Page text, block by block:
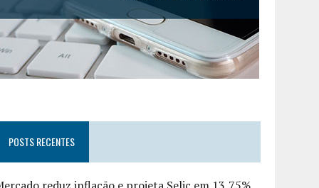
POSTS RECENTES
reduz inflação e projeta Selic em 13,75%